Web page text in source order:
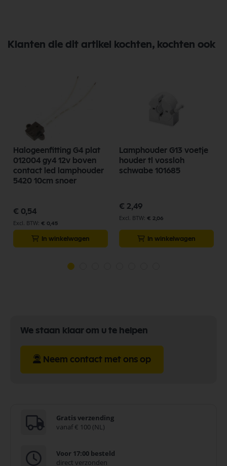
Klanten die dit artikel kochten, kochten ook
Halogeenfitting G4 plat
012004 gy4 12v boven
contact led lamphouder
5420 10cm snoer
€ 0,54
€ 0,45
In winkelwagen
Lamphouder G13 voetje
houder tl vossloh
schwabe 101685
€ 2,49
€ 2,06
In winkelwagen
We staan klaar om u te helpen
Neem contact met ons op
Gratis verzending
vanaf € 100 (NL)
Voor 17:00 besteld
direct verzonden